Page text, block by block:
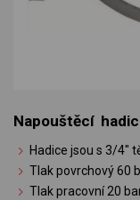
Napouštěcí
Hadice jsou s 3/4"
Tlak povrchový 60
Tlak pracovní 20